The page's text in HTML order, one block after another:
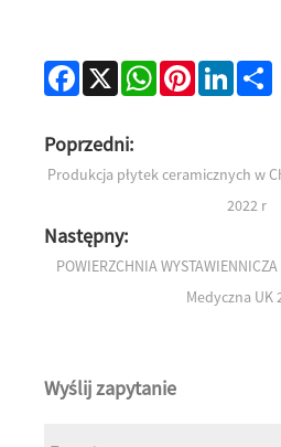
Facebook
X WhatsAppPinterestLinkedIn
Poprzedni:
Produkcja płytek ceramicznych w
2022 r
Następny:
POWIERZCHNIA
Medyczna UK
Wyślij zapytanie